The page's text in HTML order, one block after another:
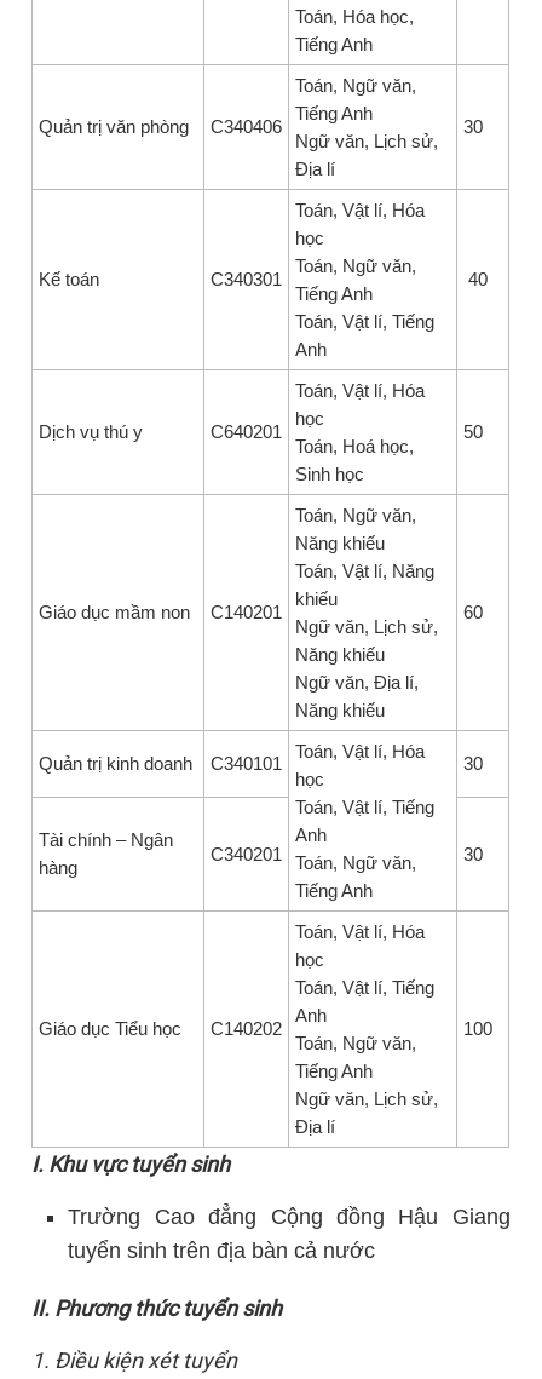
Toán, Hóa học,
Tiếng Anh
Quản trị văn phòng C340406
Toán, Ngữ văn,
Tiếng Anh
Ngữ văn, Lịch sử,
Địa lí
30
Kế toán C340301
Toán, Vật lí, Hóa
học
Toán, Ngữ văn,
Tiếng Anh
Toán, Vật lí, Tiếng
Anh
40
Dịch vụ thú y C640201
Toán, Vật lí, Hóa
học
Toán, Hoá học,
Sinh học
50
Giáo dục mầm non C140201
Toán, Ngữ văn,
Năng khiếu
Toán, Vật lí, Năng
khiếu
Ngữ văn, Lịch sử,
Năng khiếu
Ngữ văn, Địa lí,
Năng khiếu
60
Quản trị kinh doanh C340101
Toán, Vật lí, Hóa
học
Toán, Vật lí, Tiếng
Anh
Toán, Ngữ văn,
Tiếng Anh
30
Tài chính – Ngân
hàng
C340201 30
Giáo dục Tiểu học C140202
Toán, Vật lí, Hóa
học
Toán, Vật lí, Tiếng
Anh
Toán, Ngữ văn,
Tiếng Anh
Ngữ văn, Lịch sử,
Địa lí
100
I. Khu vực tuyển sinh
Trường Cao đẳng Cộng đồng Hậu Giang
tuyển sinh trên địa bàn cả nước
II. Phương thức tuyển sinh
1. Điều kiện xét tuyển